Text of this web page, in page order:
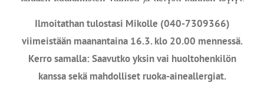
Ilmoitathan tulostasi Mikolle (040-7309366)
viimeistään maanantaina 16.3. klo 20.00 mennessä.
Kerro samalla: Saavutko yksin vai huoltohenkilön
kanssa sekä mahdolliset ruoka-aineallergiat.